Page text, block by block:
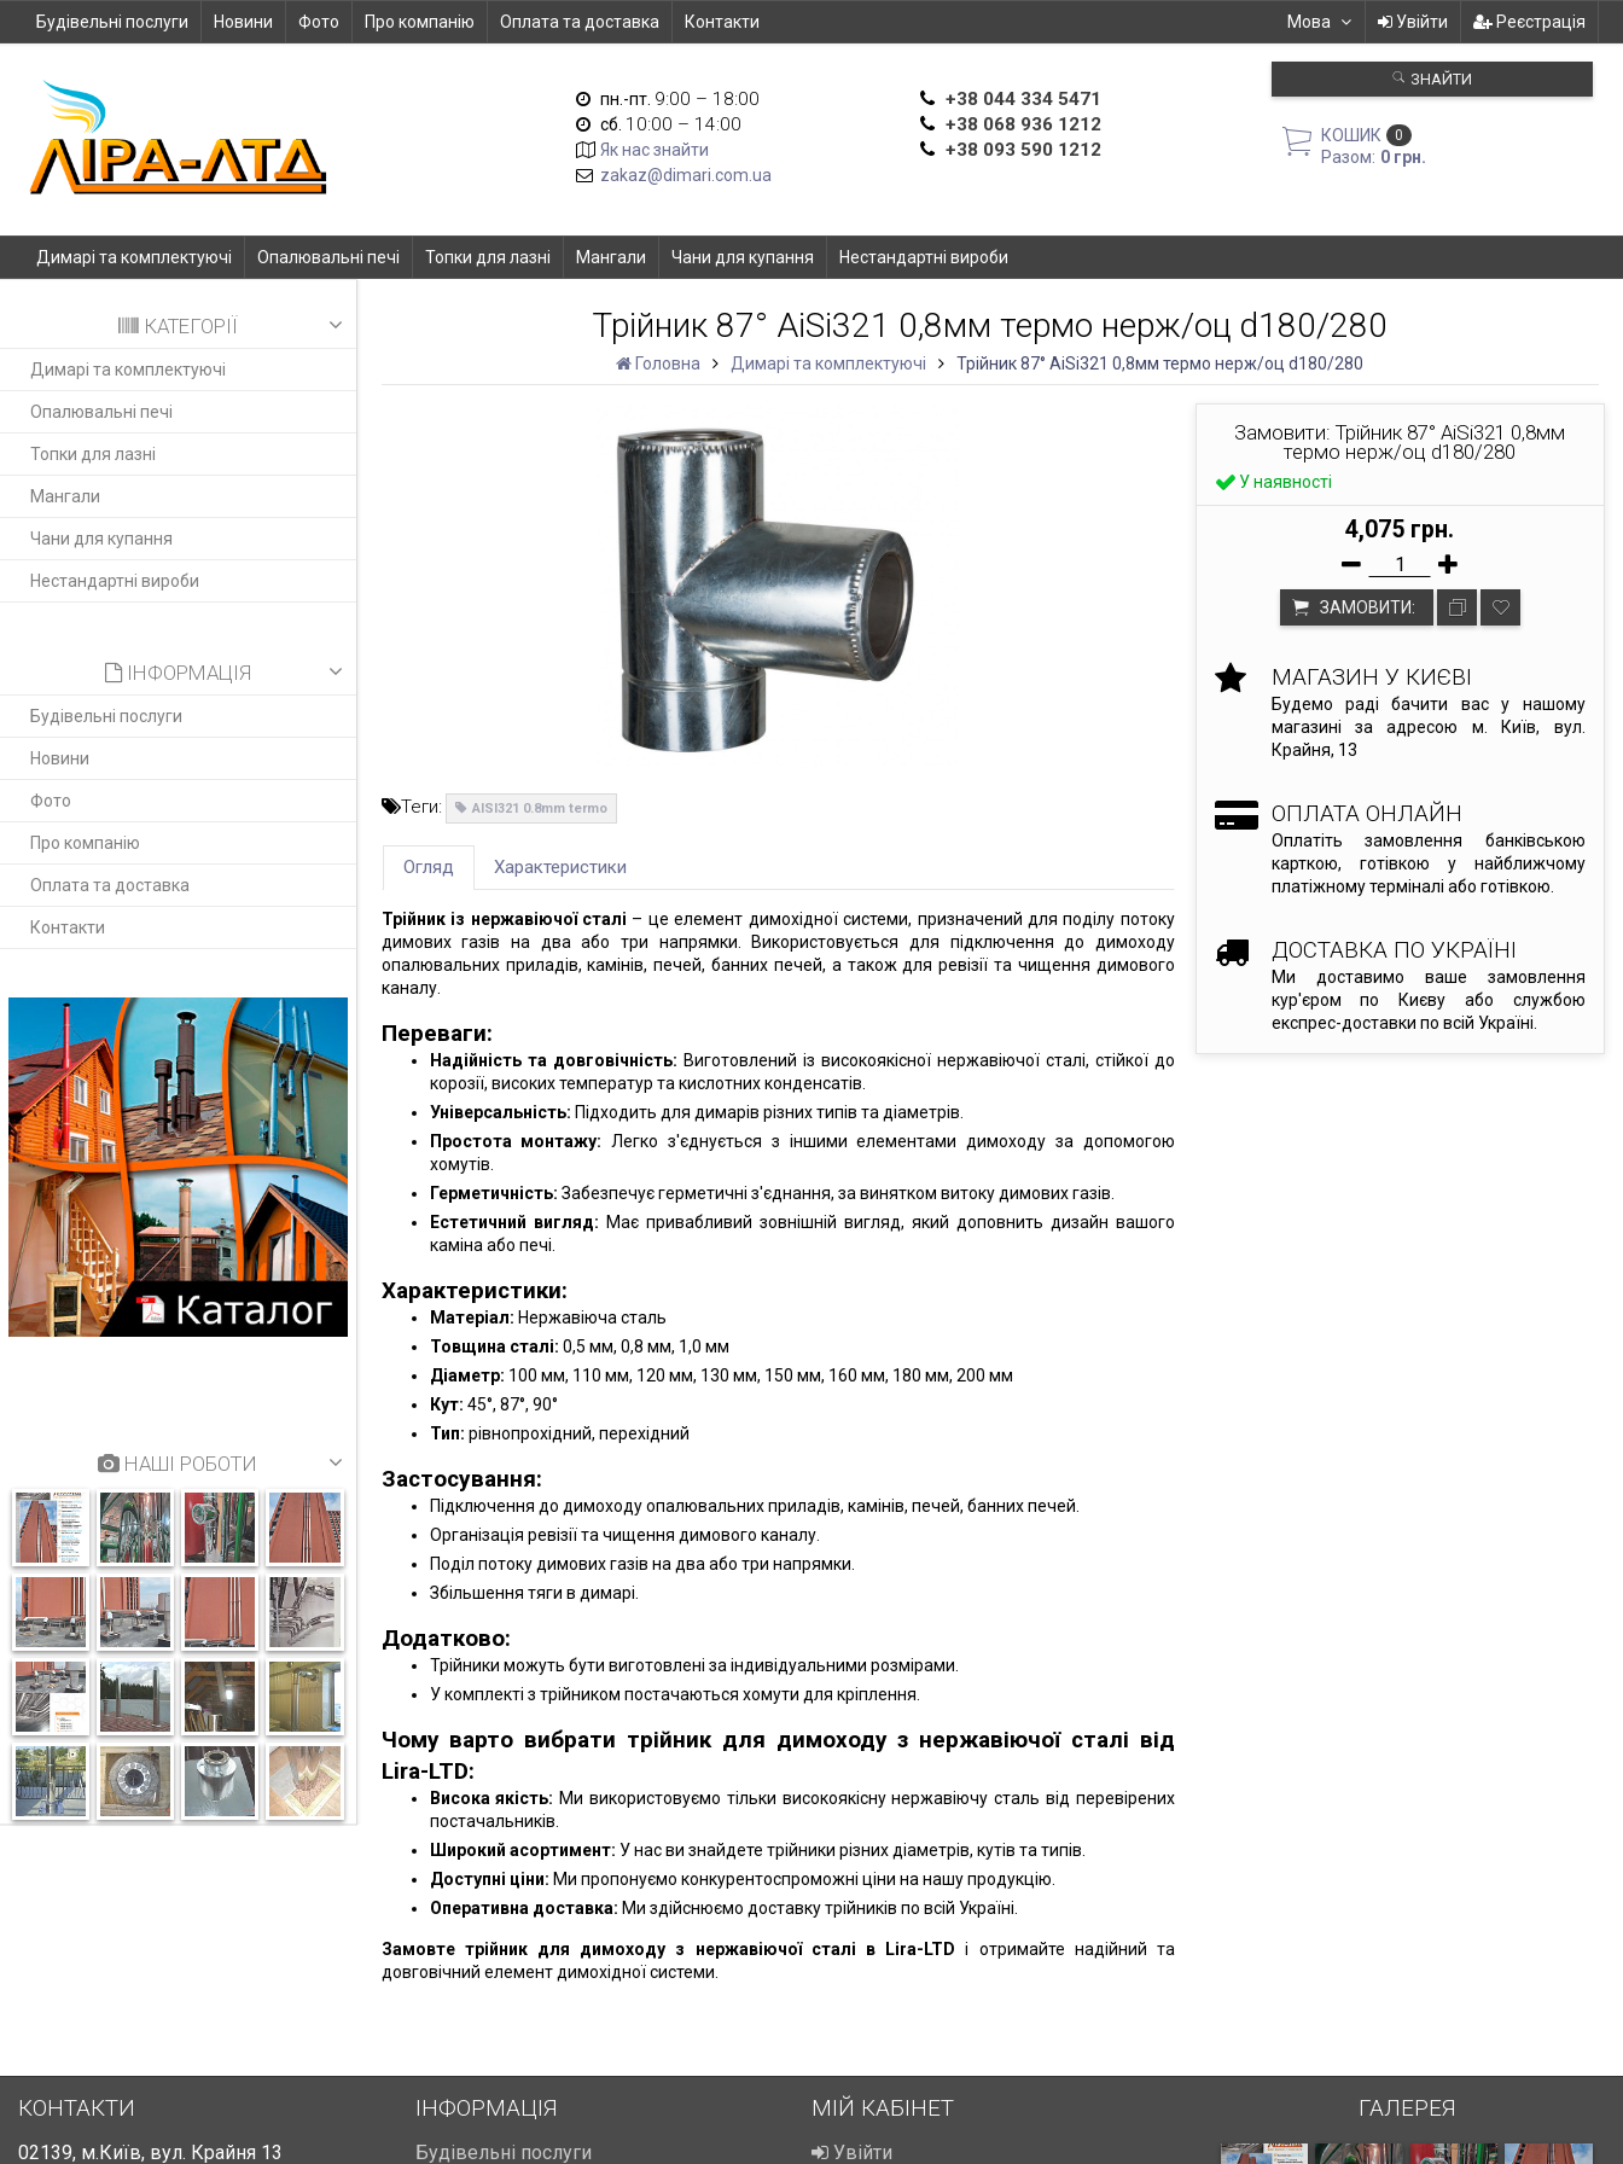
Будівельні послуги Новини Фото Про компанію Оплата та доставка Контакти Мова Увійти Реєстрація
пн.-пт. 9:00 – 18:00
сб. 10:00 – 14:00
Як нас знайти
zakaz@dimari.com.ua
+38 044 334 5471
+38 068 936 1212
+38 093 590 1212
ЗНАЙТИ
КОШИК 0
Разом: 0 грн.
Димарі та комплектуючі Опалювальні печі Топки для лазні Мангали Чани для купання Нестандартні вироби
КАТЕГОРІЇ
Димарі та комплектуючі
Опалювальні печі
Топки для лазні
Мангали
Чани для купання
Нестандартні вироби
ІНФОРМАЦІЯ
Будівельні послуги
Новини
Фото
Про компанію
Оплата та доставка
Контакти
НАШІ РОБОТИ
Трійник 87° AiSi321 0,8мм термо нерж/оц d180/280
Головна Димарі та комплектуючі Трійник 87° AiSi321 0,8мм термо нерж/оц d180/280
Замовити: Трійник 87° AiSi321 0,8мм
термо нерж/оц d180/280
У наявності
4,075 грн.
ЗАМОВИТИ:
МАГАЗИН У КИЄВІ
Будемо раді бачити вас у нашому
магазині за адресою м. Київ, вул.
Крайня, 13
ОПЛАТА ОНЛАЙН
Оплатіть замовлення банківською
карткою, готівкою у найближчому
платіжному терміналі або готівкою.
ДОСТАВКА ПО УКРАЇНІ
Ми доставимо ваше замовлення
кур'єром по Києву або службою
експрес-доставки по всій Україні.
Теги: AISI321 0.8mm termo
Огляд Характеристики
Трійник із нержавіючої сталі – це елемент димохідної системи, призначений для поділу потоку
димових газів на два або три напрямки. Використовується для підключення до димоходу
опалювальних приладів, камінів, печей, банних печей, а також для ревізії та чищення димового
каналу.
Переваги:
Надійність та довговічність: Виготовлений із високоякісної нержавіючої сталі, стійкої до
корозії, високих температур та кислотних конденсатів.
Універсальність: Підходить для димарів різних типів та діаметрів.
Простота монтажу: Легко з'єднується з іншими елементами димоходу за допомогою
хомутів.
Герметичність: Забезпечує герметичні з'єднання, за винятком витоку димових газів.
Естетичний вигляд: Має привабливий зовнішній вигляд, який доповнить дизайн вашого
каміна або печі.
Характеристики:
Матеріал: Нержавіюча сталь
Товщина сталі: 0,5 мм, 0,8 мм, 1,0 мм
Діаметр: 100 мм, 110 мм, 120 мм, 130 мм, 150 мм, 160 мм, 180 мм, 200 мм
Кут: 45°, 87°, 90°
Тип: рівнопрохідний, перехідний
Застосування:
Підключення до димоходу опалювальних приладів, камінів, печей, банних печей.
Організація ревізії та чищення димового каналу.
Поділ потоку димових газів на два або три напрямки.
Збільшення тяги в димарі.
Додатково:
Трійники можуть бути виготовлені за індивідуальними розмірами.
У комплекті з трійником постачаються хомути для кріплення.
Чому варто вибрати трійник для димоходу з нержавіючої сталі від
Lira-LTD:
Висока якість: Ми використовуємо тільки високоякісну нержавіючу сталь від перевірених
постачальників.
Широкий асортимент: У нас ви знайдете трійники різних діаметрів, кутів та типів.
Доступні ціни: Ми пропонуємо конкурентоспроможні ціни на нашу продукцію.
Оперативна доставка: Ми здійснюємо доставку трійників по всій Україні.
Замовте трійник для димоходу з нержавіючої сталі в Lira-LTDі отримайте надійний та
довговічний елемент димохідної системи.
КОНТАКТИ
02139, м.Київ, вул. Крайня 13
ІНФОРМАЦІЯ
Будівельні послуги
МІЙ КАБІНЕТ
Увійти
ГАЛЕРЕЯ